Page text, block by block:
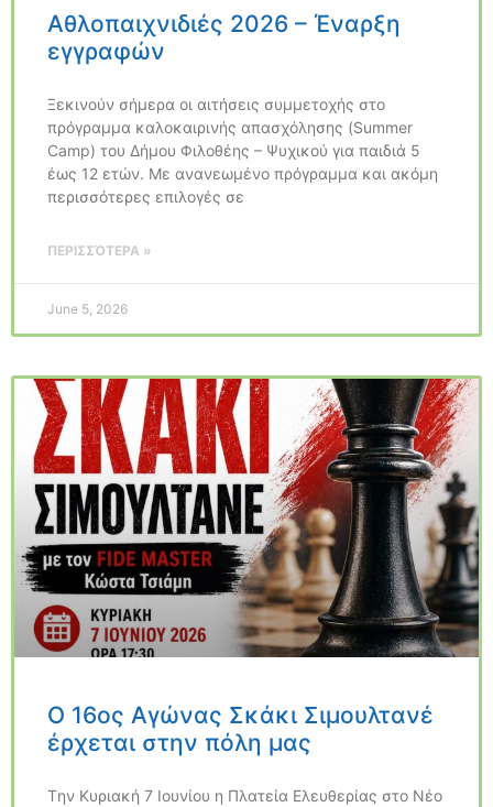
Αθλοπαιχνιδιές 2026 – Έναρξη
εγγραφών
Ξεκινούν σήμερα οι αιτήσεις συμμετοχής στο
πρόγραμμα καλοκαιρινής απασχόλησης (Summer
Camp) του Δήμου Φιλοθέης – Ψυχικού για παιδιά 5
έως 12 ετών. Με ανανεωμένο πρόγραμμα και ακόμη
περισσότερες επιλογές σε
ΠΕΡΙΣΣΌΤΕΡΑ »
June 5, 2026
Ο 16ος Αγώνας Σκάκι Σιμουλτανέ
έρχεται στην πόλη μας
Tην Κυριακή 7 Ιουνίου η Πλατεία Ελευθερίας στο Νέο